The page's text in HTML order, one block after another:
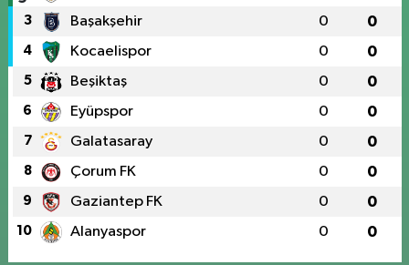
3 Başakşehir 0 0
4 Kocaelispor 0 0
5 Beşiktaş 0 0
6 Eyüpspor 0 0
7 Galatasaray 0 0
8 Çorum FK 0 0
9 Gaziantep FK 0 0
10 Alanyaspor 0 0